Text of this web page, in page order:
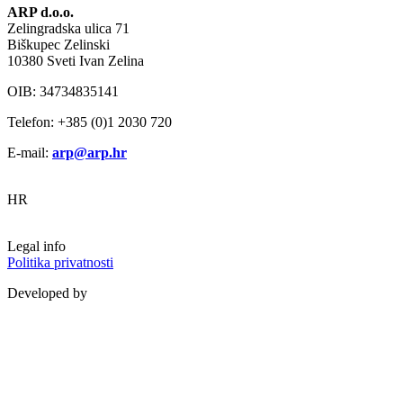
ARP d.o.o.
Zelingradska ulica 71
Biškupec Zelinski
10380 Sveti Ivan Zelina
OIB: 34734835141
Telefon: +385 (0)1 2030 720
E-mail: arp@arp.hr
HR
Legal info
Politika privatnosti
Developed by